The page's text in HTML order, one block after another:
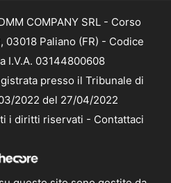
COMPANY SRL - Corso
03018 Paliano (FR) - Codice
I.V.A. 03144800608
presso il Tribunale di
2022 del 27/04/2022
i diritti riservati - Contattaci